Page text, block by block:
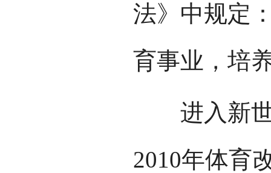
法》中规定
育事业，培
进入新世
2010年体育